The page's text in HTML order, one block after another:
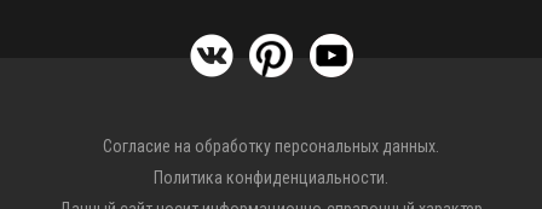
Согласие на обработку персональных данных.
Политика конфиденциальности.